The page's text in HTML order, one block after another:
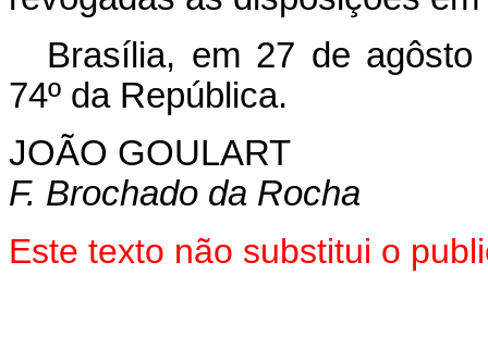
Brasília, em 27 de
74º da República.
JOÃO GOULART
F. Brochado da Rocha
Este texto não substitui o